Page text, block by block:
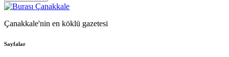
Çanakkale'nin en köklü gazetesi
Sayfalar